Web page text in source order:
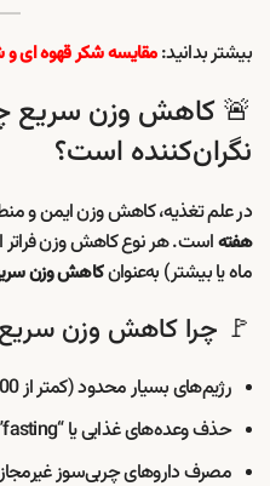
بیشتر بدانید:مقایسه شکر قهوه ای
🚨 کاهش وزن سریع
نگران‌کننده است؟
در علم تغذیه، کاهش وزن ایمن و
هفته
ماه یا بیشتر) به‌عنوانکاهش وزن
🚩 چرا کاهش وزن سریع
رژیم‌های بسیار محدود (کمتر از 800 کالری در روز)
حذف وعده‌های غذایی یا “fasting” شدید
مصرف داروهای چربی‌سوز غیرمجاز